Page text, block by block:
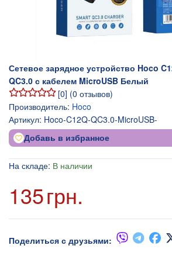
Сетевое зарядное устройство Hoco
QC3.0 с кабелем MicroUSB Белый
[0] (0 отзывов)
Производитель: Hoco
Артикул: Hoco-C12Q-QC3.0-MicroUSB-
Добавь в избранное
На складе: В наличии
135грн.
Поделиться с друзьями: